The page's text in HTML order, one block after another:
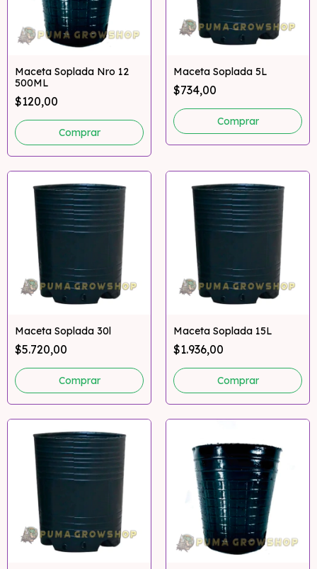
Maceta Soplada Nro 12
500ML
$120,00
Maceta Soplada 5L
$734,00
Maceta Soplada 30l
$5.720,00
Maceta Soplada 15L
$1.936,00